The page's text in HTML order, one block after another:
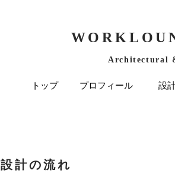
Architectural
トップ プロフィール 設
設計の流れ